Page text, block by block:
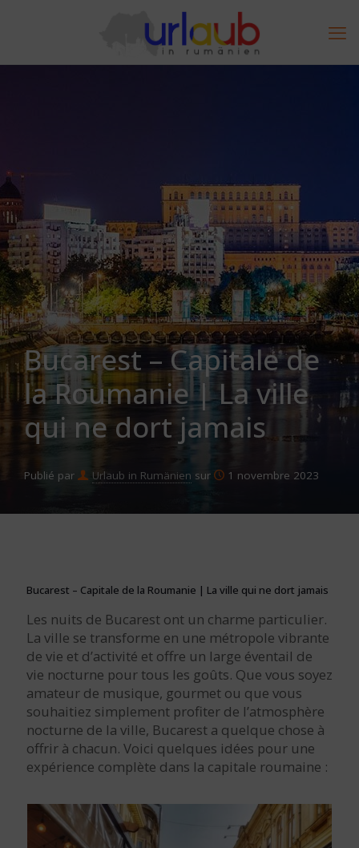
Bucarest – Capitale de
la Roumanie | La ville
qui ne dort jamais
Publié par Urlaub in Rumänien sur 1 novembre 2023
Bucarest – Capitale de la Roumanie | La ville qui ne dort jamais
Les nuits de Bucarest ont un charme particulier.
La ville se transforme en une métropole vibrante
de vie et d’activité et offre un large éventail de
vie nocturne pour tous les goûts. Que vous soyez
amateur de musique, gourmet ou que vous
souhaitiez simplement profiter de l’atmosphère
nocturne de la ville, Bucarest a quelque chose à
offrir à chacun. Voici quelques idées pour une
expérience complète dans la capitale roumaine :